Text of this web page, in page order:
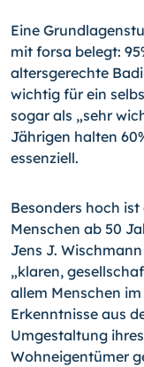
Eine
mit forsa belegt:
altersgerechte
wichtig für ein
sogar als „sehr
Jährigen halten
essenziell.
Besonders hoch
Menschen ab 50
Jens J.
„klaren,
allem Menschen
Erkenntnisse aus
Umgestaltung
Wohneigentümer